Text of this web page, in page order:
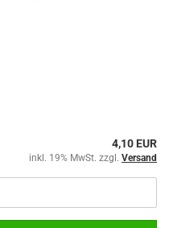
4,10 EUR
inkl. 19% MwSt. zzgl. Versand